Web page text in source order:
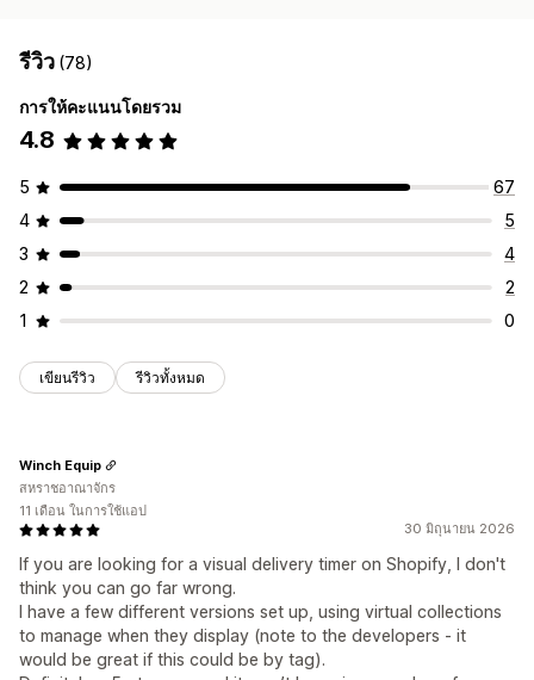
รีวิว (78)
การให้คะแนนโดยรวม
4.8
5
67
4
5
3
4
2
2
1
0
เขียนรีวิว รีวิวทั้งหมด
30 มิถุนายน 2026
If you are looking for a visual delivery timer on Shopify, I don't
think you can go far wrong.
I have a few different versions set up, using virtual collections
to manage when they display (note to the developers - it
would be great if this could be by tag).
Winch Equip
สหราชอาณาจักร
11 เดือน ในการใช้แอป